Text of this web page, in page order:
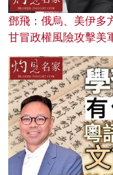
鄧飛：俄烏、美伊多
甘冒政權風險攻擊美